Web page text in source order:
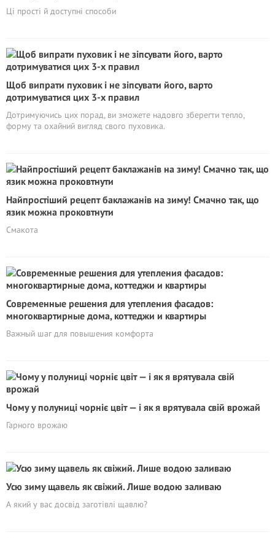
Ці прості й доступні способи
Щоб випрати пуховик і не зіпсувати його, варто
дотримуватися цих 3-х правил
Дотримуючись цих порад, ви зможете надовго зберегти тепло,
форму та охайний вигляд свого пуховика.
Найпростіший рецепт баклажанів на зиму! Смачно так, що
язик можна проковтнути
Смакота
Современные решения для утепления фасадов:
многоквартирные дома, коттеджи и квартиры
Важный шаг для повышения комфорта
Чому у полуниці чорніє цвіт — і як я врятувала свій врожай
Гарного врожаю
Усю зиму щавель як свіжий. Лише водою заливаю
А який у вас досвід заготівлі щавлю?